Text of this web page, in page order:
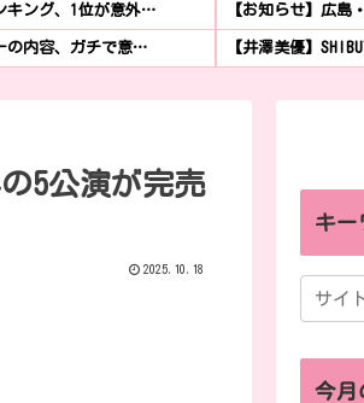
キング、1位が意外…
の内容、ガチで意…
【お知らせ】広
【井澤美優】
5公演が完売
2025.10.18
キー
今月